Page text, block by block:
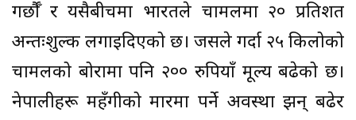
गर्छौँ र यसैबीचमा भारतले चामलमा २० प्रतिशत
अन्तःशुल्क लगाइदिएको छ। जसले गर्दा २५ किलोको
चामलको बोरामा पनि २०० रुपियाँ मूल्य बढेको छ।
नेपालीहरू महँगीको मारमा पर्ने अवस्था झन् बढेर